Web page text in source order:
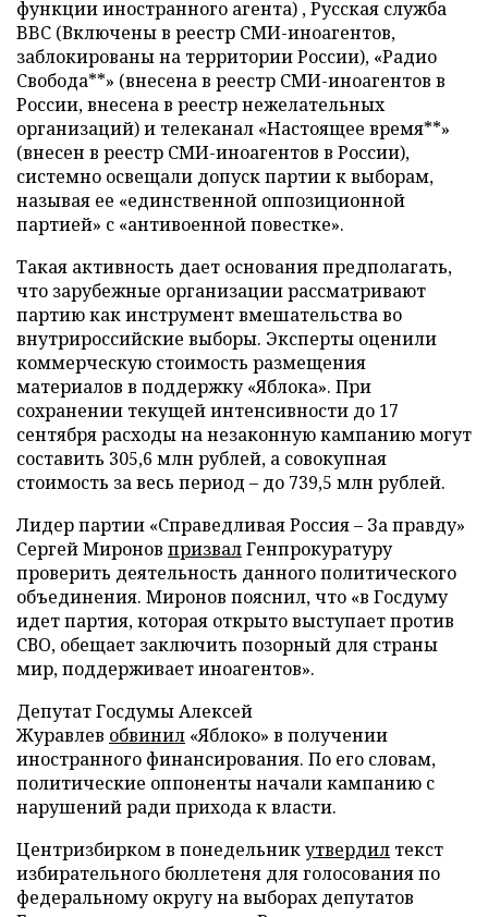
функции иностранного агента) , Русская служба
BBC (Включены в реестр СМИ-иноагентов,
заблокированы на территории России), «Радио
Свобода**» (внесена в реестр СМИ-иноагентов в
России, внесена в реестр нежелательных
организаций) и телеканал «Настоящее время**»
(внесен в реестр СМИ-иноагентов в России),
системно освещали допуск партии к выборам,
называя ее «единственной оппозиционной
партией» с «антивоенной повестке».
Такая активность дает основания предполагать,
что зарубежные организации рассматривают
партию как инструмент вмешательства во
внутрироссийские выборы. Эксперты оценили
коммерческую стоимость размещения
материалов в поддержку «Яблока». При
сохранении текущей интенсивности до 17
сентября расходы на незаконную кампанию могут
составить 305,6 млн рублей, а совокупная
стоимость за весь период – до 739,5 млн рублей.
Лидер партии «Справедливая Россия – За правду»
Сергей Миронов призвалГенпрокуратуру
проверить деятельность данного политического
объединения. Миронов пояснил, что «в Госдуму
идет партия, которая открыто выступает против
СВО, обещает заключить позорный для страны
мир, поддерживает иноагентов».
Депутат Госдумы Алексей
Журавлев обвинил «Яблоко» в получении
иностранного финансирования. По его словам,
политические оппоненты начали кампанию с
нарушений ради прихода к власти.
Центризбирком в понедельникутвердил текст
избирательного бюллетеня для голосования по
федеральному округу на выборах депутатов